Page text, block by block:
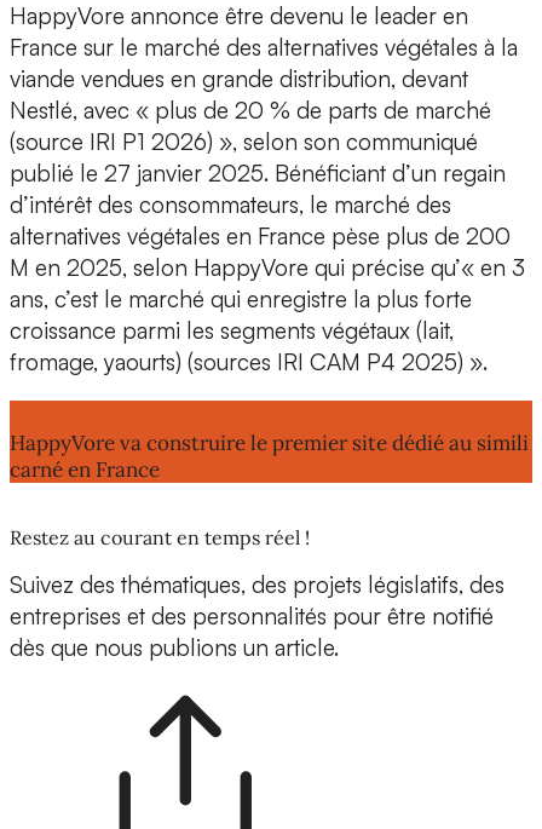
HappyVore annonce être devenu le leader en
France sur le marché des alternatives végétales à la
viande vendues en grande distribution, devant
Nestlé, avec « plus de 20 % de parts de marché
(source IRI P1 2026) », selon son communiqué
publié le 27 janvier 2025. Bénéficiant d’un regain
d’intérêt des consommateurs, le marché des
alternatives végétales en France pèse plus de 200
M en 2025, selon HappyVore qui précise qu’« en 3
ans, c’est le marché qui enregistre la plus forte
croissance parmi les segments végétaux (lait,
fromage, yaourts) (sources IRI CAM P4 2025) ».
HappyVore va construire le premier site dédié au simili
carné en France
Restez au courant en temps réel !
Suivez des thématiques, des projets législatifs, des
entreprises et des personnalités pour être notifié
dès que nous publions un article.